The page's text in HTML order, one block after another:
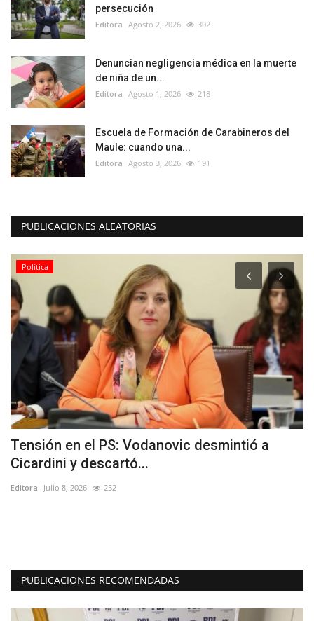
persecución
Editora Agosto 2, 2026 302
Denuncian negligencia médica en la muerte
de niña de un...
Editora Agosto 1, 2026 218
Escuela de Formación de Carabineros del
Maule: cuando una...
Editora Agosto 3, 2026 191
PUBLICACIONES ALEATORIAS
Política
Tensión en el PS: Vodanovic desmintió a
Cicardini y descartó...
Editora Julio 8, 2026 252
PUBLICACIONES RECOMENDADAS